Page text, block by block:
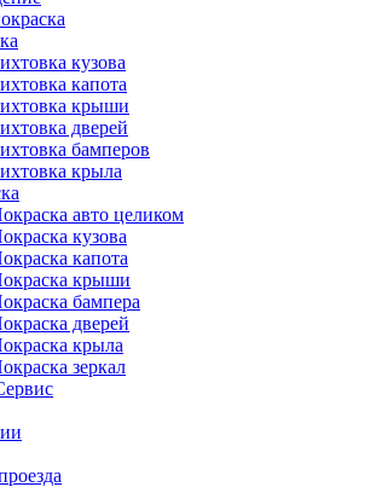
кузова
капота
крыши
дверей
бамперов
крыла
авто целиком
кузова
капота
крыши
бампера
дверей
крыла
зеркал